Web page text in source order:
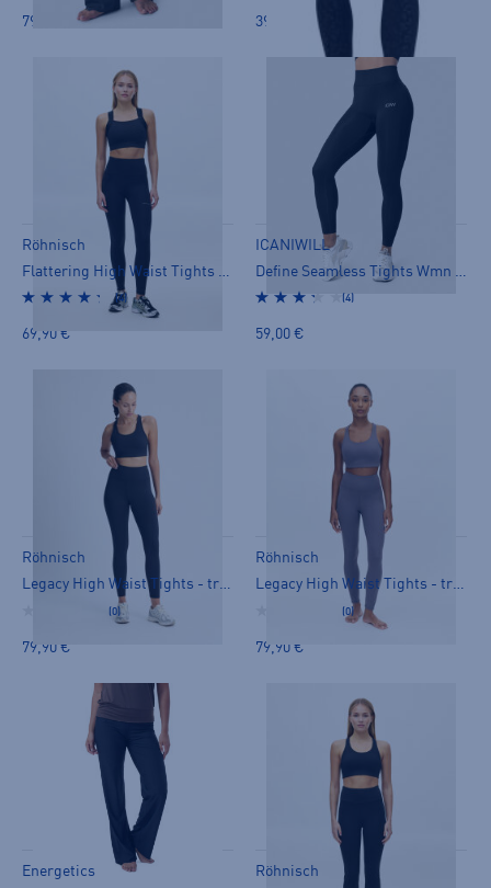
79,00 € 39,90 €
Röhnisch
(4)
69,90 €
ICANIWILL
(4)
59,00 €
Röhnisch
Legacy High Waist Tights - treenitrikoot
(0)
79,90 €
Röhnisch
Legacy High Waist Tights - treenitrikoot
(0)
79,90 €
Energetics
Röhnisch